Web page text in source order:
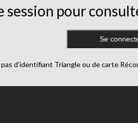
session pour
Se
pas d’identifiant Triangle ou de carte